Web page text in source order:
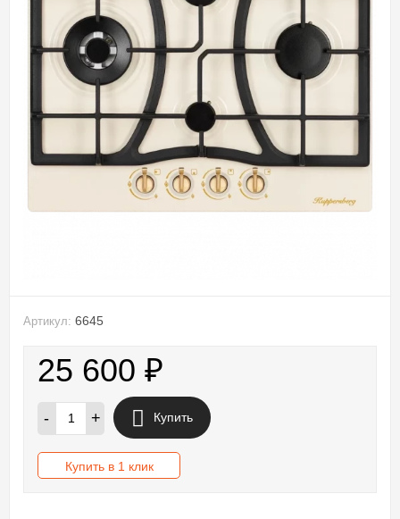
Артикул: 6645
25 600 ₽
- + Купить
Купить в 1 клик